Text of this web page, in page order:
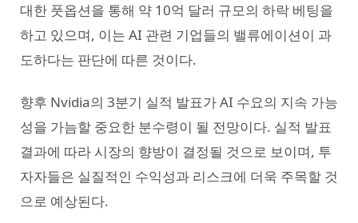
대한 풋옵션을 통해 약 10억 달러 규모의 하락 베팅을
하고 있으며, 이는 AI 관련 기업들의 밸류에이션이 과
도하다는 판단에 따른 것이다.
향후 Nvidia의 3분기 실적 발표가 AI 수요의 지속 가능
성을 가늠할 중요한 분수령이 될 전망이다. 실적 발표
결과에 따라 시장의 향방이 결정될 것으로 보이며, 투
자자들은 실질적인 수익성과 리스크에 더욱 주목할 것
으로 예상된다.